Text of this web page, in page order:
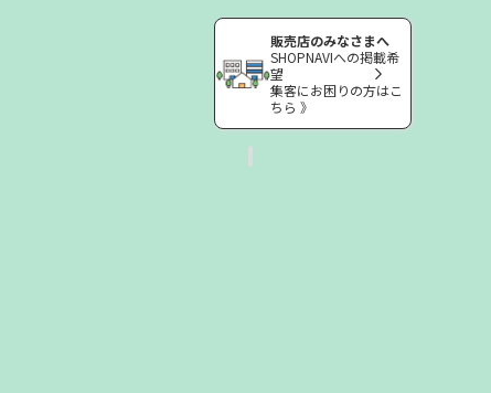
販売店のみなさまへ
SHOPNAVIへの掲載希
望
集客にお困りの方はこ
ちら 》